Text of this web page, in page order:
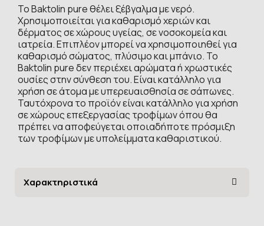
Το Baktolin pure θέλει ξέβγαλμα με νερό.
Χρησιμοποιείται για καθαρισμό χεριών και
δέρματος σε χώρους υγείας, σε νοσοκομεία και
ιατρεία. Επιπλέον μπορεί να χρησιμοποιηθεί για
καθαρισμό σώματος, πλύσιμο και μπάνιο. Το
Baktolin pure δεν περιέχει αρώματα ή χρωστικές
ουσίες στην σύνθεση του. Είναι κατάλληλο για
χρήση σε άτομα με υπερευαισθησία σε σάπωνες.
Ταυτόχρονα το προϊόν είναι κατάλληλο για χρήση
σε χώρους επεξεργασίας τροφίμων όπου θα
πρέπει να αποφεύγεται οποιαδήποτε πρόσμιξη
των τροφίμων με υπολείμματα καθαριστικού.
Χαρακτηριστικά